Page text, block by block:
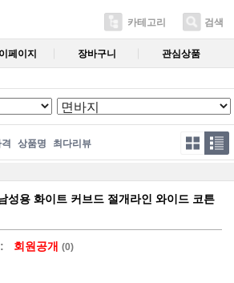
카테고리 검색
페이지 장바구니 관심상품
상품명 최다리뷰
성용 화이트 커브드 절개라인 와이드 코튼
회원공개 (0)